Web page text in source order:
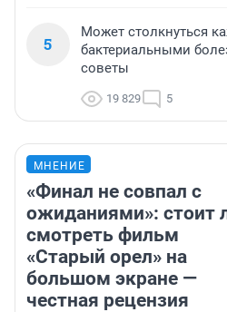
5
Может столкнуться
бактериальными
советы
19 829 5
МНЕНИЕ
«Финал не совпал с
ожиданиями»: стоит
смотреть фильм
«Старый орел» на
большом экране —
честная рецензия